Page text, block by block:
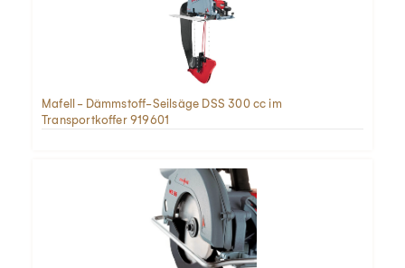
Mafell - Dämmstoff-Seilsäge DSS 300 cc im
Transportkoffer 919601